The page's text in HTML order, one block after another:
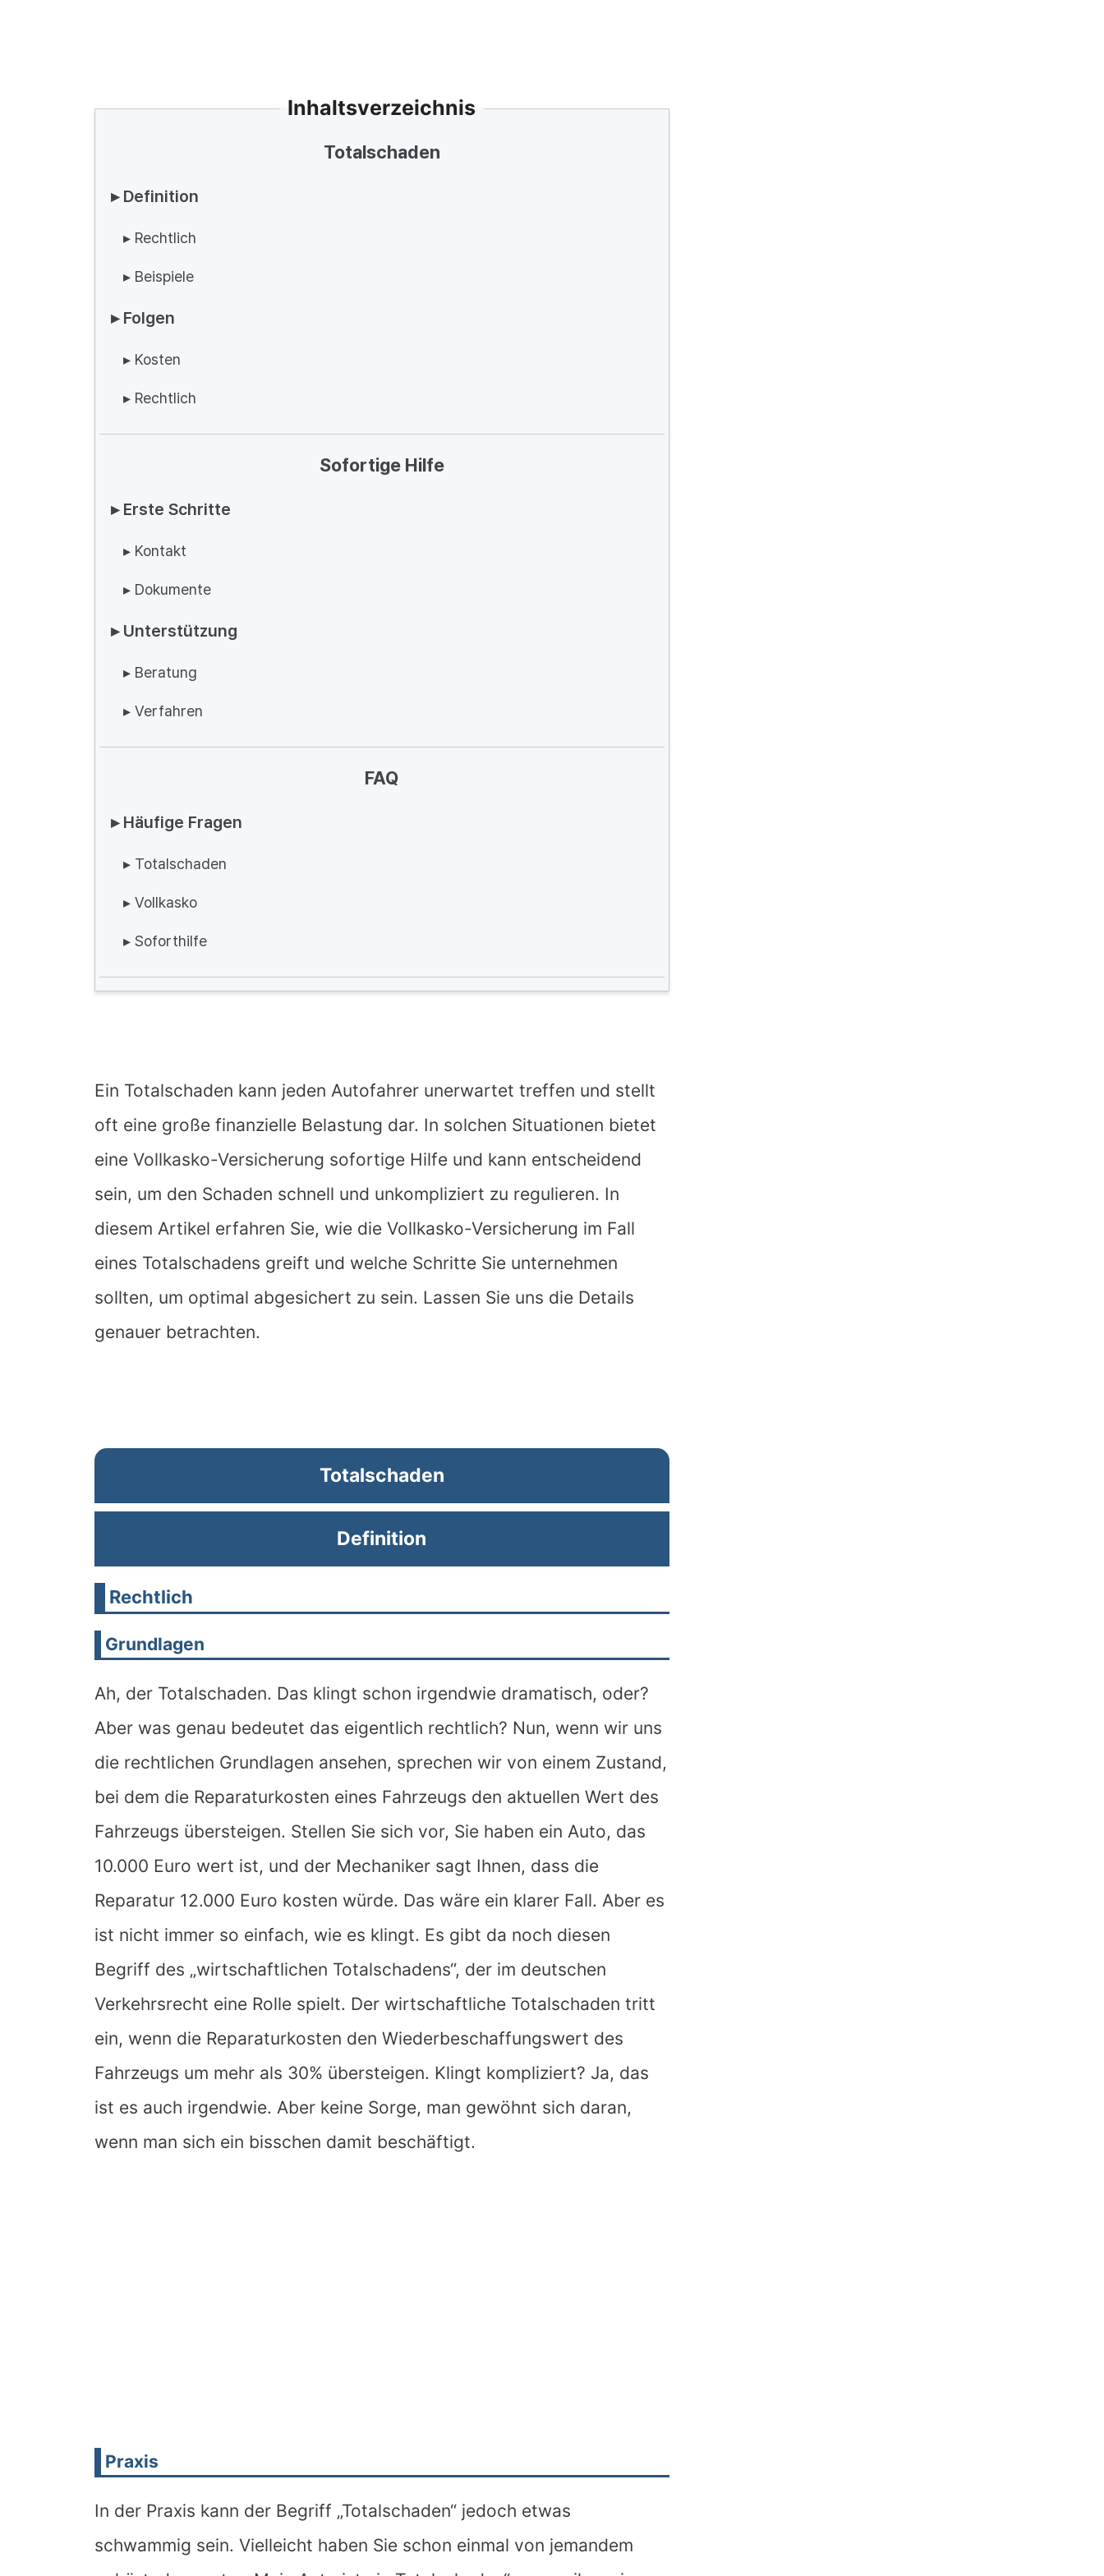
Inhaltsverzeichnis
Totalschaden
▸ Definition
▸ Rechtlich
▸ Beispiele
▸ Folgen
▸ Kosten
▸ Rechtlich
Sofortige Hilfe
▸ Erste Schritte
▸ Kontakt
▸ Dokumente
▸ Unterstützung
▸ Beratung
▸ Verfahren
FAQ
▸ Häufige Fragen
▸ Totalschaden
▸ Vollkasko
▸ Soforthilfe
Ein Totalschaden kann jeden Autofahrer unerwartet treffen und stellt
oft eine große finanzielle Belastung dar. In solchen Situationen bietet
eine Vollkasko-Versicherung sofortige Hilfe und kann entscheidend
sein, um den Schaden schnell und unkompliziert zu regulieren. In
diesem Artikel erfahren Sie, wie die Vollkasko-Versicherung im Fall
eines Totalschadens greift und welche Schritte Sie unternehmen
sollten, um optimal abgesichert zu sein. Lassen Sie uns die Details
genauer betrachten.
Totalschaden
Definition
Rechtlich
Grundlagen
Ah, der Totalschaden. Das klingt schon irgendwie dramatisch, oder?
Aber was genau bedeutet das eigentlich rechtlich? Nun, wenn wir uns
die rechtlichen Grundlagen ansehen, sprechen wir von einem Zustand,
bei dem die Reparaturkosten eines Fahrzeugs den aktuellen Wert des
Fahrzeugs übersteigen. Stellen Sie sich vor, Sie haben ein Auto, das
10.000 Euro wert ist, und der Mechaniker sagt Ihnen, dass die
Reparatur 12.000 Euro kosten würde. Das wäre ein klarer Fall. Aber es
ist nicht immer so einfach, wie es klingt. Es gibt da noch diesen
Begriff des „wirtschaftlichen Totalschadens“, der im deutschen
Verkehrsrecht eine Rolle spielt. Der wirtschaftliche Totalschaden tritt
ein, wenn die Reparaturkosten den Wiederbeschaffungswert des
Fahrzeugs um mehr als 30% übersteigen. Klingt kompliziert? Ja, das
ist es auch irgendwie. Aber keine Sorge, man gewöhnt sich daran,
wenn man sich ein bisschen damit beschäftigt.
Praxis
In der Praxis kann der Begriff „Totalschaden“ jedoch etwas
schwammig sein. Vielleicht haben Sie schon einmal von jemandem